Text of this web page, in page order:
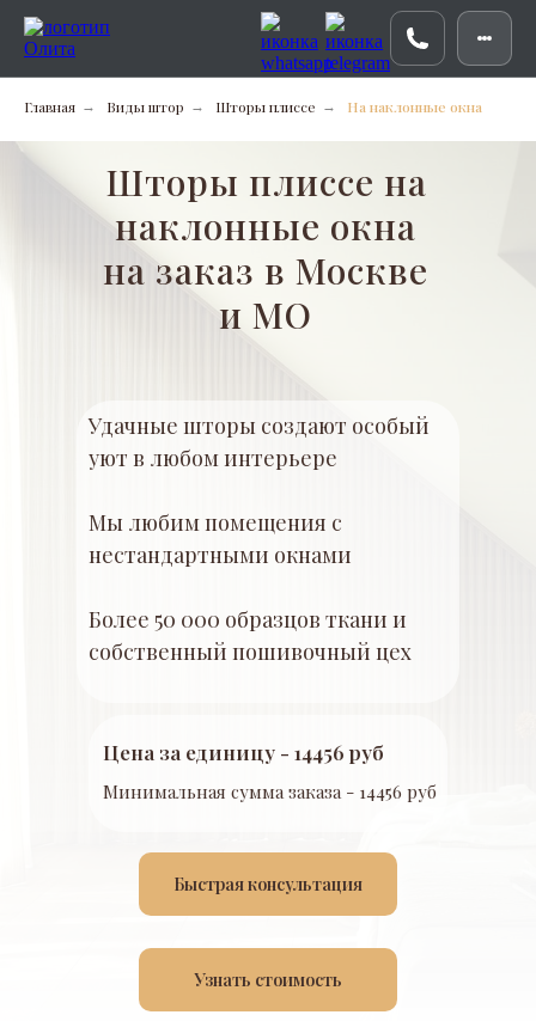
Главная → Виды штор → Шторы плиссе → На наклонные окна
Шторы плиссе на
наклонные окна
на заказ в Москве
и МО
Быстрая консультация
Удачные шторы создают особый
уют в любом интерьере
Мы любим помещения с
нестандартными окнами
Более 50 000 образцов ткани и
собственный пошивочный цех
Узнать стоимость
Минимальная сумма заказа - 14456 руб
Цена за единицу - 14456 руб